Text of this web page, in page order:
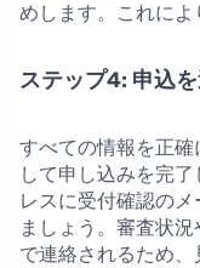
めします。これによ
ステップ4: 申込
すべての情報を正確
して申し込みを完
レスに受付確認の
ましょう。審査状
で連絡されるため、